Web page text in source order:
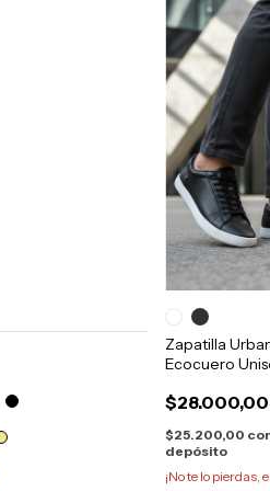
Zapatilla
Ecocuero
$28.000,00
$25.200,00
depósito
¡No te lo pierdas,